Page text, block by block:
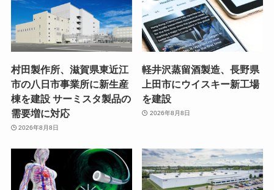
村田製作所、滋賀県東近江
市の八日市事業所に新生産
棟を建設 サーミスタ製品の
需要増に対応
2026年8月8日
軽井沢蒸留酒製造、長野県
上田市にウイスキー新工場
を建設
2026年8月8日